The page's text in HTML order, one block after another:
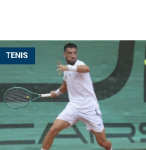
TENIS